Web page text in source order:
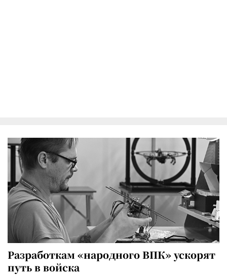
Разработкам «народного ВПК» ускорят
путь в войска